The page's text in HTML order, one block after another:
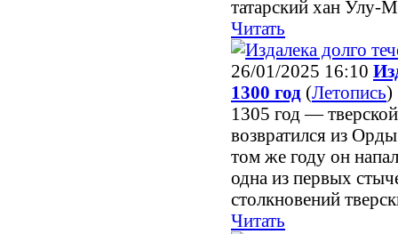
татарский хан Улу-
Читать
26/01/2025 16:10
1300 год (Летопись)
1305 год —
возвратился из
том же году он
одна из первых
столкновений
Читать